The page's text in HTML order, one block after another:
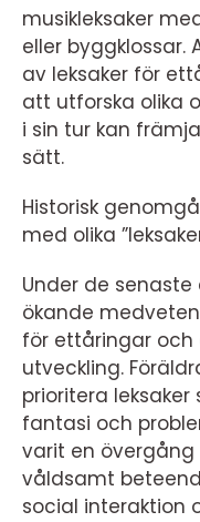
musikleksaker
eller
av leksaker för
att utforska olika
i sin tur kan
sätt.
Historisk
med olika
Under de
ökande
för ettåringar och
utveckling.
prioritera
fantasi och
varit en
våldsamt
social interaktion